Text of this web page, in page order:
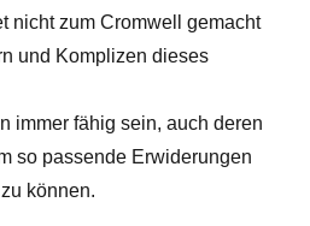
nicht zum Cromwell gemacht
und Komplizen dieses
immer fähig sein, auch deren
so passende Erwiderungen
können.